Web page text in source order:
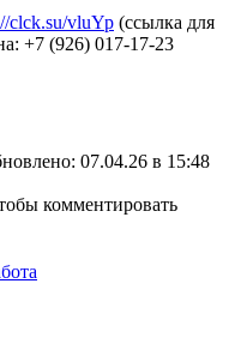
clck.su/vluYp (ссылка для
+7 (926) 017-17-23
07.04.26 в 15:48
комментировать